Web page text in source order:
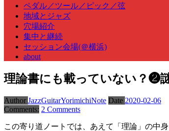
ペダル／ツール／ピック／弦
地域とジャズ
穴場紹介
集中と継続
セッション会場(＠横浜)
about
理論書にも載っていない？❷
Author JazzGuitarYorimichiNote Date 2020-02-06
Comments: 2 Comments
この寄り道ノートでは、あえて「理論」の中